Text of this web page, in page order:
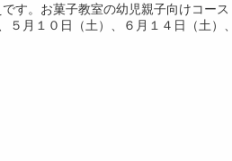
す。お菓子教室の幼児親子向けコー
５月１０日（土）、６月１４日（土）